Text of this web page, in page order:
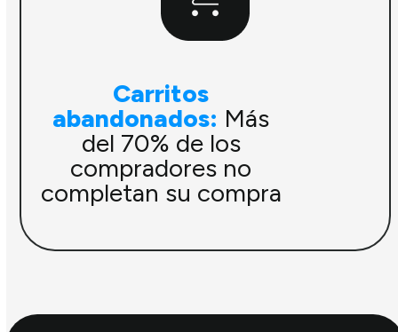
Carritos
abandonados: Más
del 70% de los
compradores no
completan su compra